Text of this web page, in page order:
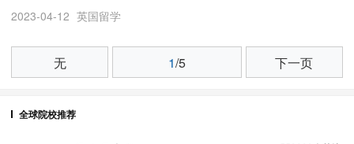
2023-04-12 英国留学
无 1/5 下一页
全球院校推荐